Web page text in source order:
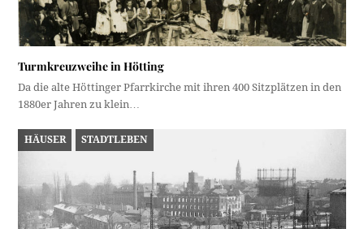
Turmkreuzweihe in Hötting
Da die alte Höttinger Pfarrkirche mit ihren 400 Sitzplätzen in den
1880er Jahren zu klein…
HÄUSER STADTLEBEN